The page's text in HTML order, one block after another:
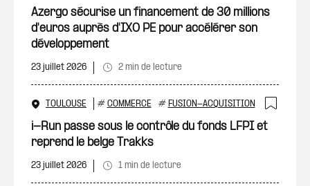
Azergo sécurise un financement de 30 millions
d'euros auprès d'IXO PE pour accélérer son
développement
23 juillet 2026 2 min de lecture
TOULOUSE # COMMERCE # FUSION-ACQUISITION
i-Run passe sous le contrôle du fonds LFPI et
reprend le belge Trakks
23 juillet 2026 1 min de lecture